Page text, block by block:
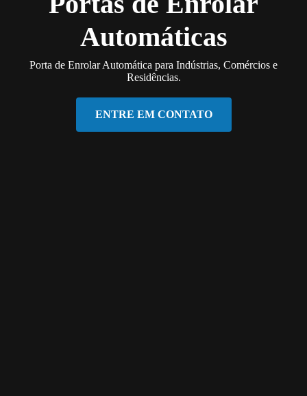
Automáticas
Porta de Enrolar Automática para Indústrias, Comércios e
Residências.
ENTRE EM CONTATO